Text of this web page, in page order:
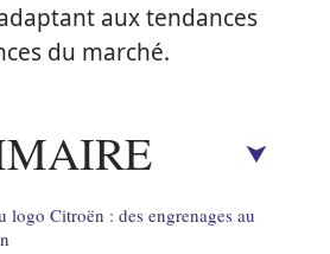
aux tendances
du marché.
logo Citroën : des engrenages au